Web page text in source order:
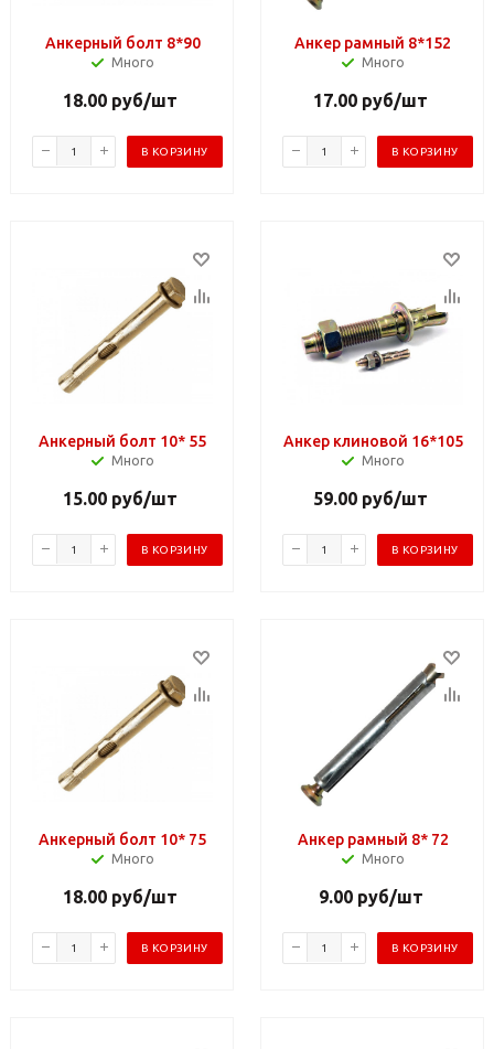
Анкерный болт 8*90
Много
18.00 руб/шт
В КОРЗИНУ
Анкер рамный 8*152
Много
17.00 руб/шт
В КОРЗИНУ
Анкерный болт 10* 55
Много
15.00 руб/шт
В КОРЗИНУ
Анкер клиновой 16*105
Много
59.00 руб/шт
В КОРЗИНУ
Анкерный болт 10* 75
Много
18.00 руб/шт
В КОРЗИНУ
Анкер рамный 8* 72
Много
9.00руб/шт
В КОРЗИНУ